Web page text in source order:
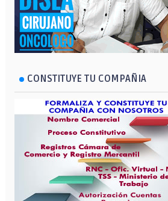
CONSTITUYE TU COMPAÑIA